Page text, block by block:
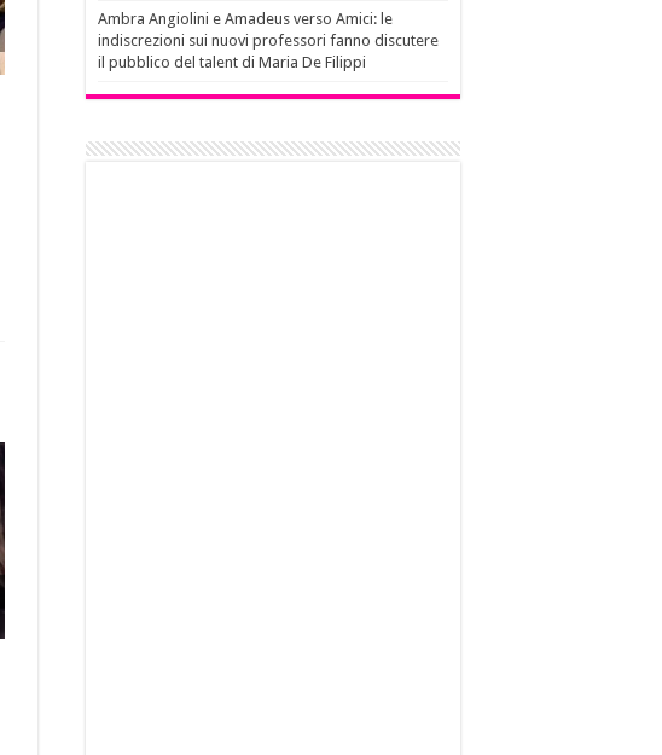
Ambra Angiolini e Amadeus verso Amici: le
indiscrezioni sui nuovi professori fanno discutere
il pubblico del talent di Maria De Filippi